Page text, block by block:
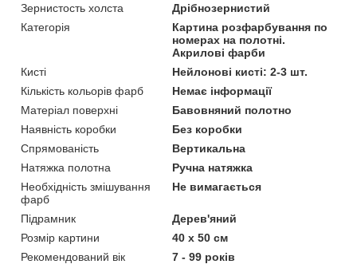
Зернистость холста
Дрібнозернистий
Категорія
Картина розфарбування по
номерах на полотні.
Акрилові фарби
Кисті
Нейлонові кисті: 2-3 шт.
Кількість кольорів фарб
Немає інформації
Матеріал поверхні
Бавовняний полотно
Наявність коробки
Без коробки
Спрямованість
Вертикальна
Натяжка полотна
Ручна натяжка
Необхідність змішування
фарб
Не вимагається
Підрамник
Дерев'яний
Розмір картини
40 х 50 см
Рекомендований вік
7 - 99 років